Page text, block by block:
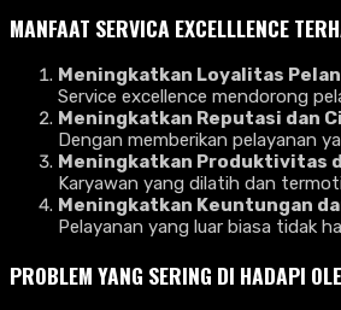
MANFAAT SERVICA EXCELLLENCE
Meningkatkan Loyalitas
Service excellence mendorong
Meningkatkan Reputasi dan
Dengan memberikan pelayanan
Meningkatkan Produktivitas
Karyawan yang dilatih dan
Meningkatkan Keuntungan
Pelayanan yang luar biasa tidak
PROBLEM YANG SERING DI HADAPI